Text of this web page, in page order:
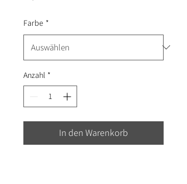
Farbe *
Anzahl *
In den Warenkorb